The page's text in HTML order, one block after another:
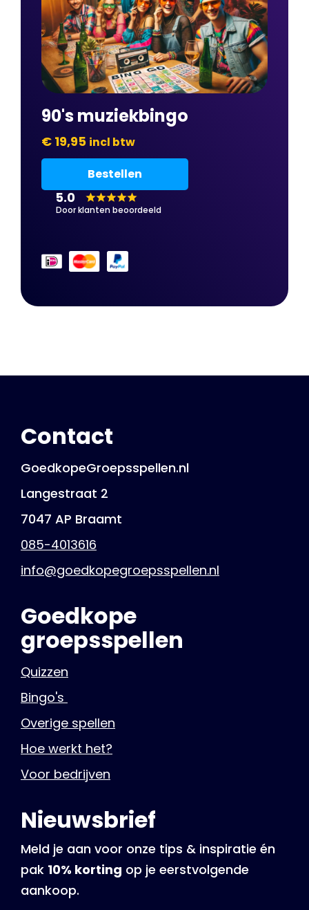
90's muziekbingo
€ 19,95 incl btw
Bestellen
5.0
Door klanten beoordeeld
Contact
GoedkopeGroepsspellen.nl
Langestraat 2
7047 AP Braamt
085-4013616
info@goedkopegroepsspellen.nl
Goedkope
groepsspellen
Quizzen
Bingo's
Overige spellen
Hoe werkt het?
Voor bedrijven
Nieuwsbrief
Meld je aan voor onze tips & inspiratie én
pak 10% korting op je eerstvolgende
aankoop.